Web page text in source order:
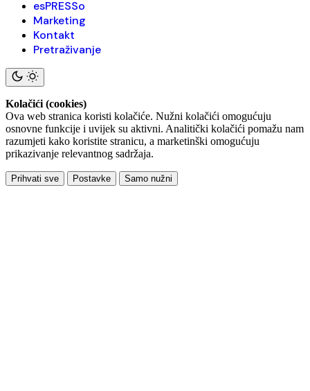
esPRESSo
Marketing
Kontakt
Pretraživanje
Kolačići (cookies)
Ova web stranica koristi kolačiće. Nužni kolačići omogućuju
osnovne funkcije i uvijek su aktivni. Analitički kolačići pomažu nam
razumjeti kako koristite stranicu, a marketinški omogućuju
prikazivanje relevantnog sadržaja.
Prihvati sve Postavke Samo nužni